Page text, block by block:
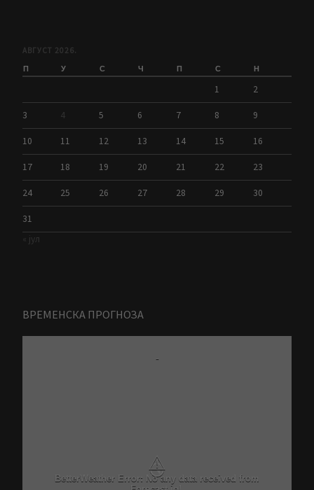
АВГУСТ 2026.
П У С Ч П С Н
1 2
3 4 5 6 7 8 9
10 11 12 13 14 15 16
17 18 19 20 21 22 23
24 25 26 27 28 29 30
31
« јул
ВРЕМЕНСКА ПРОГНОЗА
-
⚠
Critical problem in Better Weather Ajax calls